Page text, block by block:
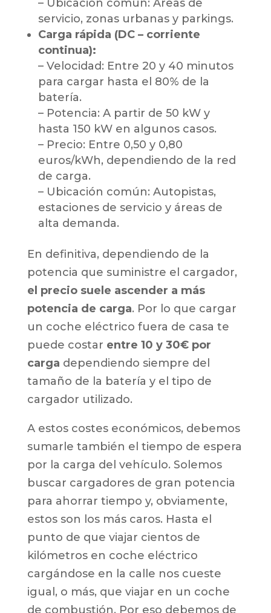
– Ubicación común: Áreas de
servicio, zonas urbanas y parkings.
Carga rápida (DC – corriente
continua):
– Velocidad: Entre 20 y 40 minutos
para cargar hasta el 80% de la
batería.
– Potencia: A partir de 50 kW y
hasta 150 kW en algunos casos.
– Precio: Entre 0,50 y 0,80
euros/kWh, dependiendo de la red
de carga.
– Ubicación común: Autopistas,
estaciones de servicio y áreas de
alta demanda.
En definitiva, dependiendo de la
potencia que suministre el cargador,
el precio suele ascender a más
potencia de carga. Por lo que cargar
un coche eléctrico fuera de casa te
puede costar entre 10 y 30€ por
carga dependiendo siempre del
tamaño de la batería y el tipo de
cargador utilizado.
A estos costes económicos, debemos
sumarle también el tiempo de espera
por la carga del vehículo. Solemos
buscar cargadores de gran potencia
para ahorrar tiempo y, obviamente,
estos son los más caros. Hasta el
punto de que viajar cientos de
kilómetros en coche eléctrico
cargándose en la calle nos cueste
igual, o más, que viajar en un coche
de combustión. Por eso debemos de